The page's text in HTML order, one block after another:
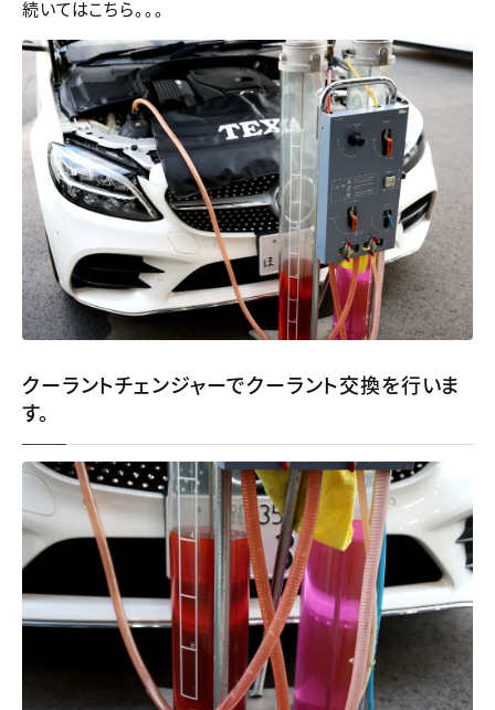
続いてはこちら。。。
クーラントチェンジャーでクーラント交換を行いま
す。